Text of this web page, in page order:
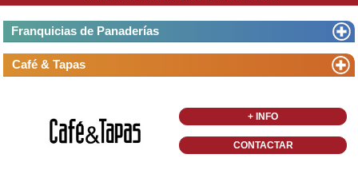
Franquicias de Panaderías
Café & Tapas
+ INFO
CONTACTAR